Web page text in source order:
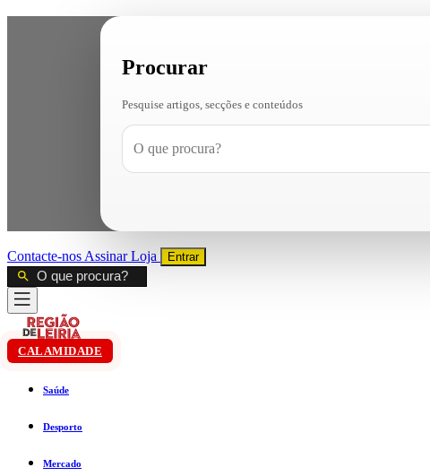
Procurar
Pesquise artigos, secções e conteúdos
Contacte-nos AssinarLoja Entrar
CALAMIDADE
Saúde
Desporto
Mercado